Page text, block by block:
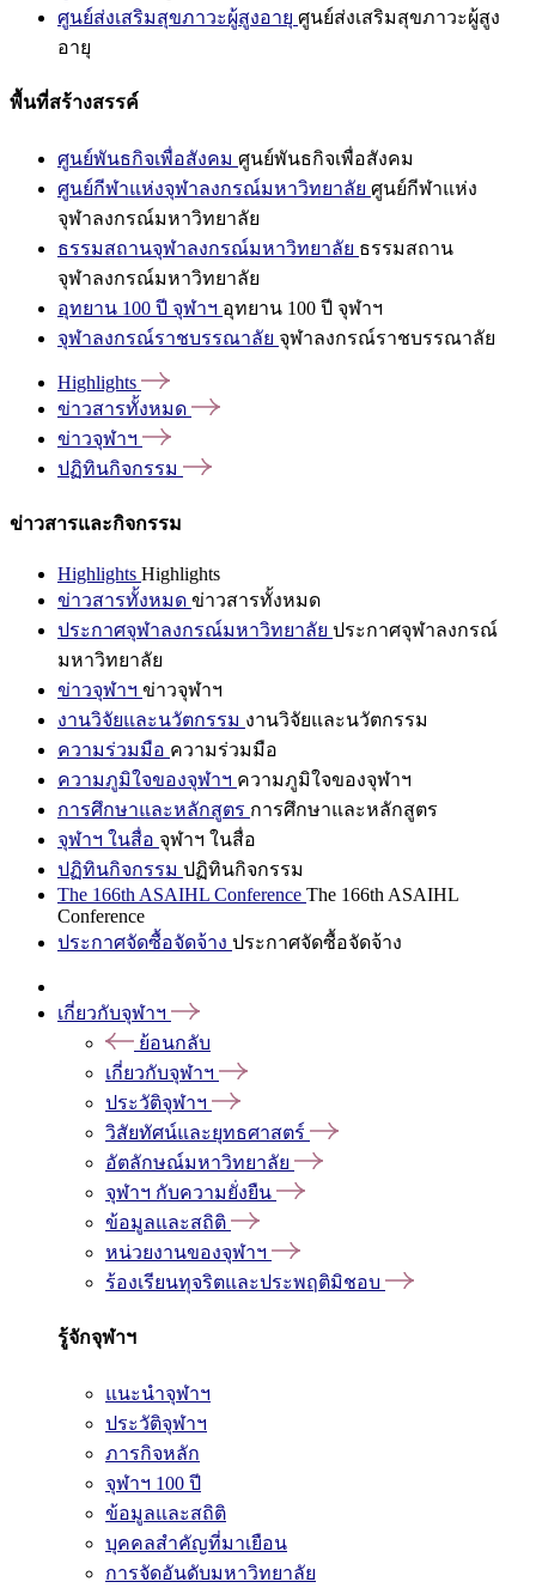
ศูนย์ส่งเสริมสุขภาวะผู้สูงอายุ ศูนย์ส่งเสริมสุขภาวะผู้สูง
อายุ
พื้นที่สร้างสรรค์
ศูนย์พันธกิจเพื่อสังคม ศูนย์พันธกิจเพื่อสังคม
ศูนย์กีฬาแห่งจุฬาลงกรณ์มหาวิทยาลัย ศูนย์กีฬาแห่ง
จุฬาลงกรณ์มหาวิทยาลัย
ธรรมสถานจุฬาลงกรณ์มหาวิทยาลัย ธรรมสถาน
จุฬาลงกรณ์มหาวิทยาลัย
อุทยาน 100 ปี จุฬาฯ อุทยาน 100 ปี จุฬาฯ
จุฬาลงกรณ์ราชบรรณาลัย จุฬาลงกรณ์ราชบรรณาลัย
Highlights
ข่าวสารทั้งหมด
ข่าวจุฬาฯ
ปฏิทินกิจกรรม
ข่าวสารและกิจกรรม
Highlights Highlights
ข่าวสารทั้งหมด ข่าวสารทั้งหมด
ประกาศจุฬาลงกรณ์มหาวิทยาลัย ประกาศจุฬาลงกรณ์
มหาวิทยาลัย
ข่าวจุฬาฯ ข่าวจุฬาฯ
งานวิจัยและนวัตกรรม งานวิจัยและนวัตกรรม
ความร่วมมือ ความร่วมมือ
ความภูมิใจของจุฬาฯ ความภูมิใจของจุฬาฯ
การศึกษาและหลักสูตร การศึกษาและหลักสูตร
จุฬาฯ ในสื่อ จุฬาฯ ในสื่อ
ปฏิทินกิจกรรม ปฏิทินกิจกรรม
The 166th ASAIHL Conference The 166th ASAIHL
Conference
ประกาศจัดซื้อจัดจ้าง ประกาศจัดซื้อจัดจ้าง
เกี่ยวกับจุฬาฯ
ย้อนกลับ
เกี่ยวกับจุฬาฯ
ประวัติจุฬาฯ
วิสัยทัศน์และยุทธศาสตร์
อัตลักษณ์มหาวิทยาลัย
จุฬาฯ กับความยั่งยืน
ข้อมูลและสถิติ
หน่วยงานของจุฬาฯ
ร้องเรียนทุจริตและประพฤติมิชอบ
รู้จักจุฬาฯ
แนะนำจุฬาฯ
ประวัติจุฬาฯ
ภารกิจหลัก
จุฬาฯ 100 ปี
ข้อมูลและสถิติ
บุคคลสำคัญที่มาเยือน
การจัดอันดับมหาวิทยาลัย